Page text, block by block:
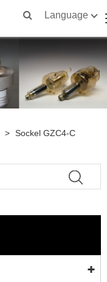
Language
> Sockel GZC4-C